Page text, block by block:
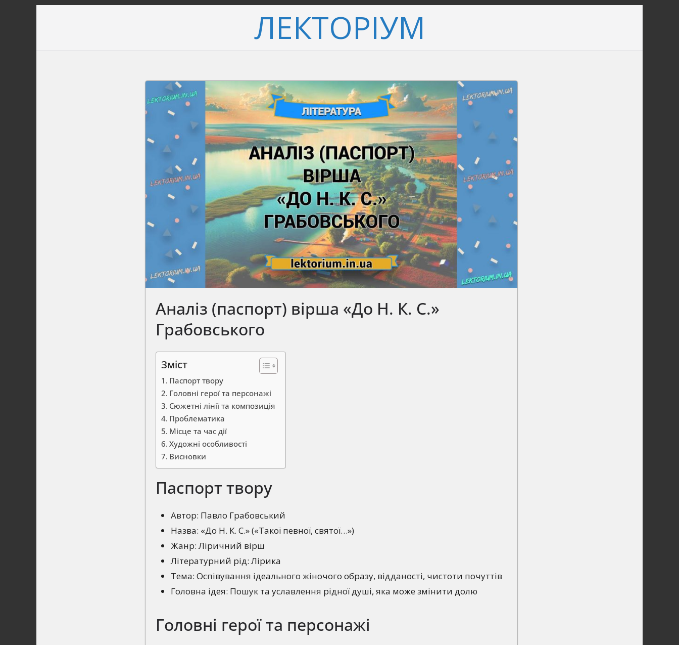
ЛЕКТОРІУМ
Аналіз (паспорт) вірша «До Н. К. С.»
Грабовського
Зміст
Паспорт твору
Головні герої та персонажі
Сюжетні лінії та композиція
Проблематика
Місце та час дії
Художні особливості
Висновки
Паспорт твору
Автор: Павло Грабовський
Назва: «До Н. К. С.» («Такої певної, святої…»)
Жанр: Ліричний вірш
Літературний рід: Лірика
Тема: Оспівування ідеального жіночого образу, відданості, чистоти почуттів
Головна ідея: Пошук та уславлення рідної душі, яка може змінити долю
Головні герої та персонажі